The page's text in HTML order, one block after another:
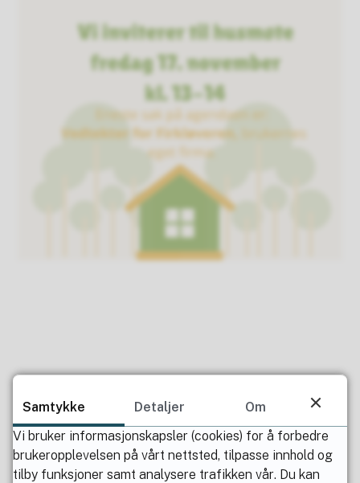
Sist endret
19.12.2023 09.42
Samtykke Detaljer
Om
Vi bruker informasjonskapsler (cookies) for å forbedre
brukeropplevelsen på vårt nettsted, tilpasse innhold og
tilby funksjoner samt analysere trafikken vår. Du kan